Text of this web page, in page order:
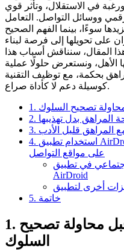
في الاستقلال، وتأثر قوي
ووسائل التواصل. التعامل
سوءًا، بينما الفهم الصحيح
على تحويلها إلى فرصة لبناء
المقال، سنناقش أسباب هذا
الأهل، ونستعرض حلولًا عملية
بحكمة، مع توظيف التقنية
كوسيلة دعم لا كأداة صراع.
تصحيح السلوك
المراهق بدل تهذيبها
المراهق قليل الأدب
4. استخدام تطبيق AirDroid كوسيلة تقنية لمراقبة المحتوى
على مواقع التواصل
في تطبيق
AirDroid
5. خاتمة
1. فهم سبب قلة الأدب قبل محاولة تصحيح
السلوك